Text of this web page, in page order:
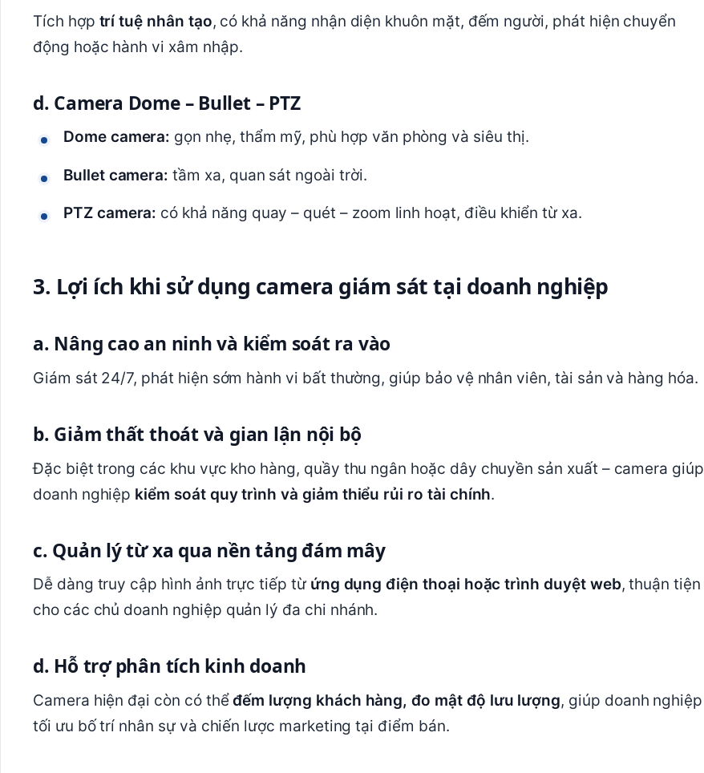
Tích hợp trí tuệ nhân tạo, có khả năng nhận diện khuôn mặt, đếm người, phát hiện chuyển
động hoặc hành vi xâm nhập.
d. Camera Dome – Bullet – PTZ
Dome camera: gọn nhẹ, thẩm mỹ, phù hợp văn phòng và siêu thị.
Bullet camera: tầm xa, quan sát ngoài trời.
PTZ camera: có khả năng quay – quét – zoom linh hoạt, điều khiển từ xa.
3. Lợi ích khi sử dụng camera giám sát tại doanh nghiệp
a. Nâng cao an ninh và kiểm soát ra vào
Giám sát 24/7, phát hiện sớm hành vi bất thường, giúp bảo vệ nhân viên, tài sản và hàng hóa.
b. Giảm thất thoát và gian lận nội bộ
Đặc biệt trong các khu vực kho hàng, quầy thu ngân hoặc dây chuyền sản xuất – camera giúp
doanh nghiệp kiểm soát quy trình và giảm thiểu rủi ro tài chính.
c. Quản lý từ xa qua nền tảng đám mây
Dễ dàng truy cập hình ảnh trực tiếp từ ứng dụng điện thoại hoặc trình duyệt web, thuận tiện
cho các chủ doanh nghiệp quản lý đa chi nhánh.
d. Hỗ trợ phân tích kinh doanh
Camera hiện đại còn có thểđếm lượng khách hàng, đo mật độ lưu lượng, giúp doanh nghiệp
tối ưu bố trí nhân sự và chiến lược marketing tại điểm bán.